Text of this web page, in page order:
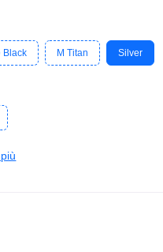
Black M Titan Silver